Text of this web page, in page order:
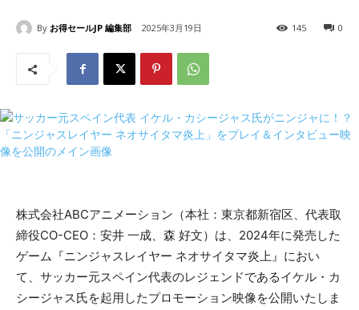
By お得セールJP 編集部 2025年3月19日 0
145
株式会社ABCアニメーション（本社：東京都新宿区、代表取
締役CO-CEO：安井 一成、森 好文）は、2024年に発売した
ゲーム『ニンジャスレイヤー ネオサイタマ炎上』におい
て、サッカー元スペイン代表のレジェンドであるイケル・カ
シージャス氏を起用したプロモーション映像を公開いたしま